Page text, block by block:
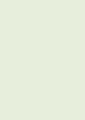
anda di